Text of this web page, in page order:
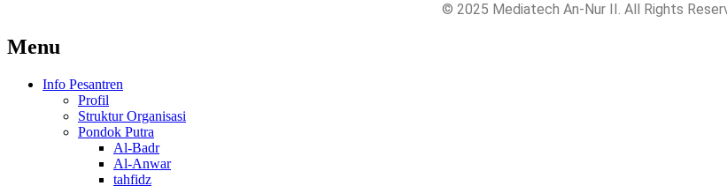
© 2025 Mediatech An-Nur II. All Rights
Menu
Info Pesantren
Profil
Struktur Organisasi
Pondok Putra
Al-Badr
Al-Anwar
tahfidz